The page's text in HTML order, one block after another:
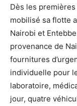
Dès les premières
mobilisé sa flotte
Nairobi et
provenance de
fournitures
individuelle pour
laboratoire,
jour, quatre